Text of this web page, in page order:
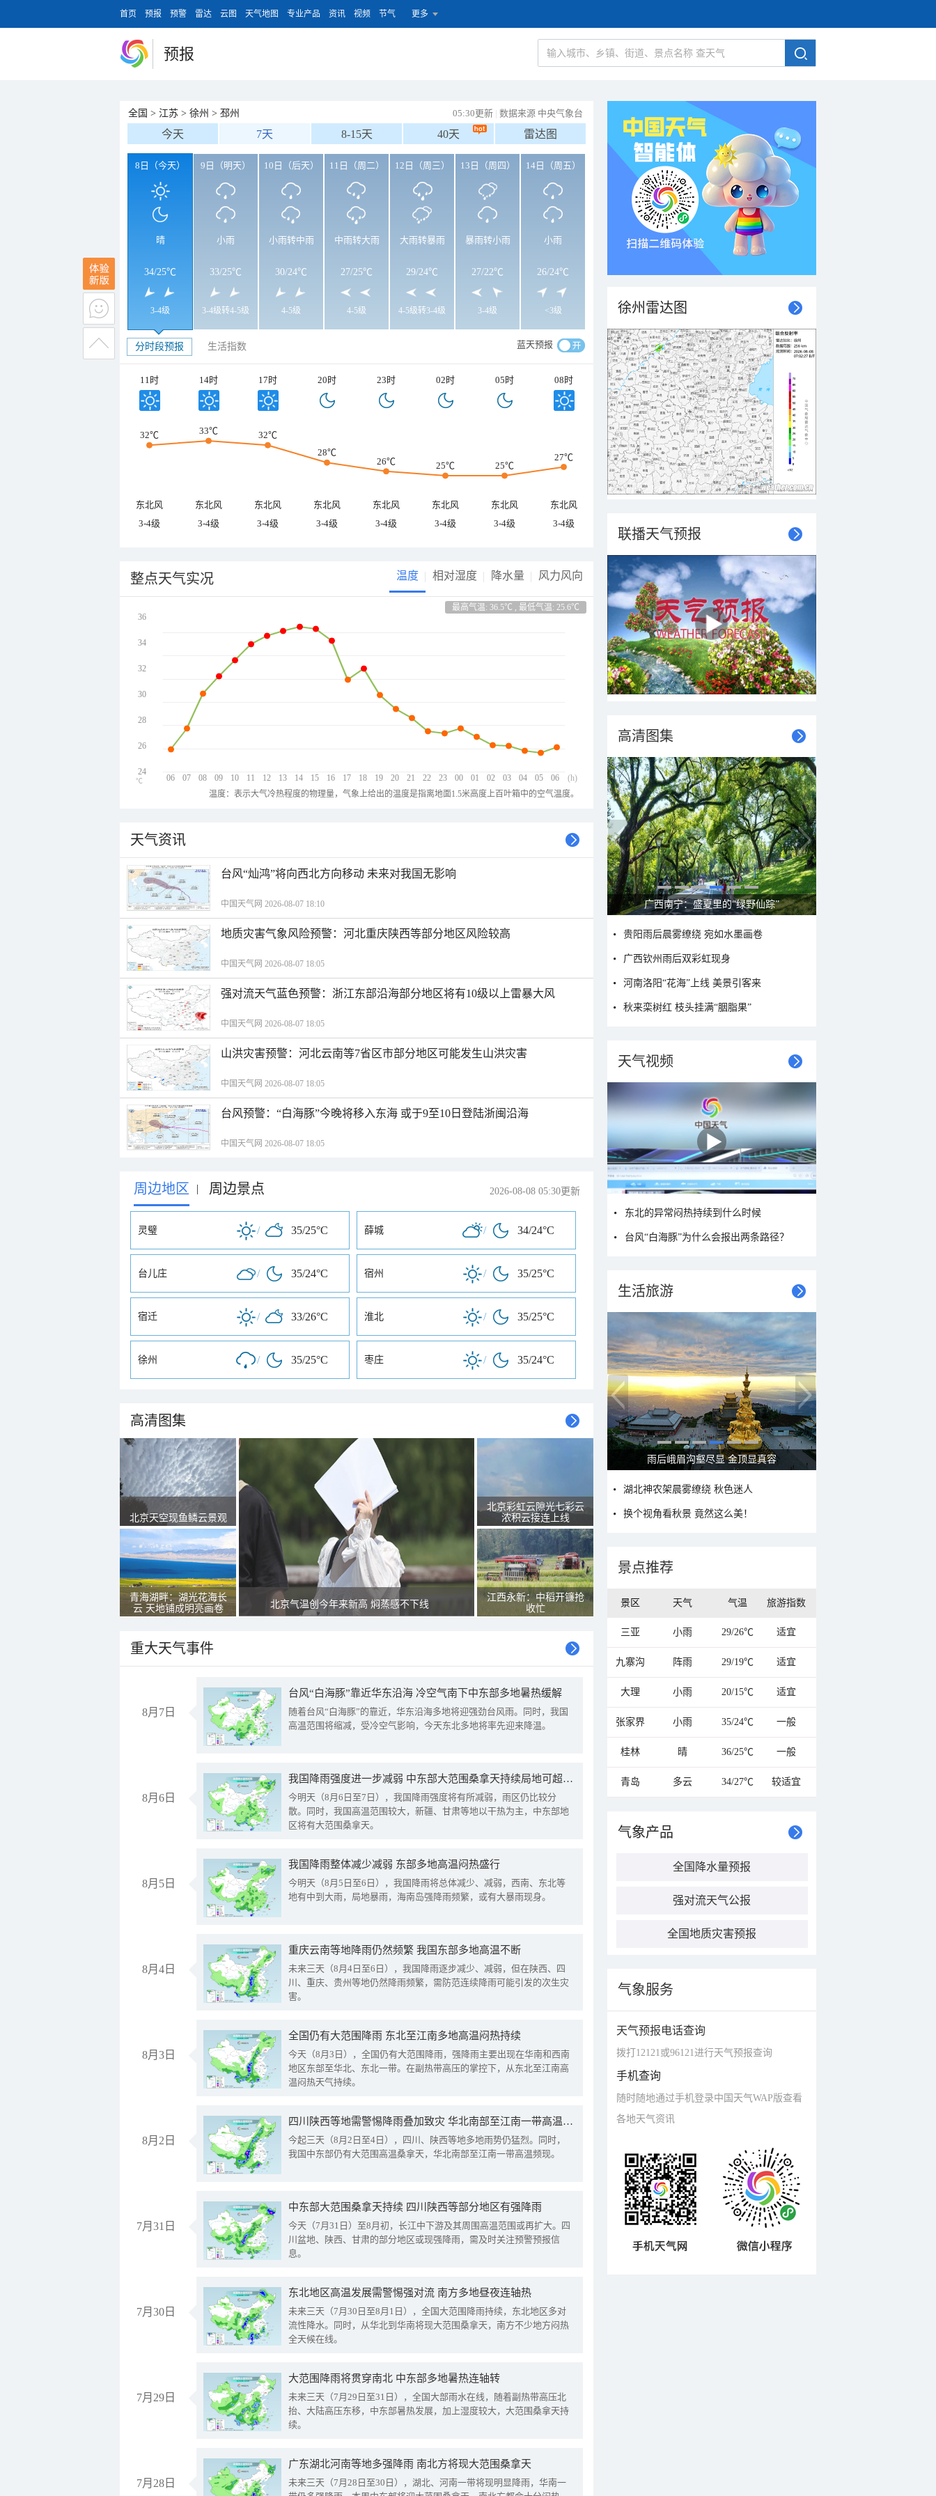
首页 预报 预警 雷达 云图 天气地图 专业产品 资讯 视频 节气 更多
预报
全国 > 江苏 > 徐州 > 邳州 05:30更新 | 数据来源 中央气象台
今天 7天 8-15天 40天 雷达图
8日（今天）
晴
34/25℃
3-4级
9日（明天）
小雨
33/25℃
3-4级转4-5级
10日（后天）
小雨转中雨
30/24℃
4-5级
11日（周二）
中雨转大雨
27/25℃
4-5级
12日（周三）
大雨转暴雨
29/24℃
4-5级转3-4级
13日（周四）
暴雨转小雨
27/22℃
3-4级
14日（周五）
小雨
26/24℃
<3级
分时段预报 生活指数 蓝天预报
11时 14时 17时 20时 23时 02时 05时 08时
32℃ 33℃
32℃
28℃
26℃
25℃ 25℃
27℃
东北风 东北风 东北风 东北风 东北风 东北风 东北风
东北风
3-4级
3-4级 3-4级 3-4级 3-4级 3-4级 3-4级 3-4级
整点天气实况 温度 相对湿度 降水量 风力风向
最高气温: 36.5℃ , 最低气温: 25.6℃
06 07 08 09 10 11 12 13 14 15 16 17 18 19 20 21 22 23 00 01 02 03 04 05 06
36
34
32
30
28
26
24
(h)
℃
温度：表示大气冷热程度的物理量，气象上给出的温度是指离地面1.5米高度上百叶箱中的空气温度。
天气资讯
台风“灿鸿”将向西北方向移动 未来对我国无影响
中国天气网 2026-08-07 18:10
地质灾害气象风险预警：河北重庆陕西等部分地区风险较高
中国天气网 2026-08-07 18:05
强对流天气蓝色预警：浙江东部沿海部分地区将有10级以上雷暴大风
中国天气网 2026-08-07 18:05
山洪灾害预警：河北云南等7省区市部分地区可能发生山洪灾害
中国天气网 2026-08-07 18:05
台风预警：“白海豚”今晚将移入东海 或于9至10日登陆浙闽沿海
中国天气网 2026-08-07 18:05
周边地区 | 周边景点 2026-08-08 05:30更新
灵璧 / 35/25°C 薛城 / 34/24°C
台儿庄 / 35/24°C 宿州 / 35/25°C
宿迁 / 33/26°C 淮北 / 35/25°C
徐州 / 35/25°C 枣庄 / 35/24°C
高清图集
北京天空现鱼鳞云景观
青海湖畔：湖光花海长
云 天地铺成明亮画卷
北京气温创今年来新高 焖蒸感不下线
北京彩虹云隙光七彩云
浓积云接连上线
江西永新：中稻开镰抢
收忙
重大天气事件
8月7日
台风“白海豚”靠近华东沿海 冷空气南下中东部多地暑热缓解
随着台风“白海豚”的靠近，华东沿海多地将迎强劲台风雨。同时，我国
高温范围将缩减，受冷空气影响，今天东北多地将率先迎来降温。
8月6日
我国降雨强度进一步减弱 中东部大范围桑拿天持续局地可超38℃
今明天（8月6日至7日），我国降雨强度将有所减弱，雨区仍比较分
散。同时，我国高温范围较大，新疆、甘肃等地以干热为主，中东部地
区将有大范围桑拿天。
8月5日
我国降雨整体减少减弱 东部多地高温闷热盛行
今明天（8月5日至6日），我国降雨将总体减少、减弱，西南、东北等
地有中到大雨，局地暴雨，海南岛强降雨频繁，或有大暴雨现身。
8月4日
重庆云南等地降雨仍然频繁 我国东部多地高温不断
未来三天（8月4日至6日），我国降雨逐步减少、减弱，但在陕西、四
川、重庆、贵州等地仍然降雨频繁，需防范连续降雨可能引发的次生灾
害。
8月3日
全国仍有大范围降雨 东北至江南多地高温闷热持续
今天（8月3日），全国仍有大范围降雨，强降雨主要出现在华南和西南
地区东部至华北、东北一带。在副热带高压的掌控下，从东北至江南高
温闷热天气持续。
8月2日
四川陕西等地需警惕降雨叠加致灾 华北南部至江南一带高温频现
今起三天（8月2日至4日），四川、陕西等地多地雨势仍猛烈。同时，
我国中东部仍有大范围高温桑拿天，华北南部至江南一带高温频现。
7月31日
中东部大范围桑拿天持续 四川陕西等部分地区有强降雨
今天（7月31日）至8月初，长江中下游及其周围高温范围或再扩大。四
川盆地、陕西、甘肃的部分地区或现强降雨，需及时关注预警预报信
息。
7月30日
东北地区高温发展需警惕强对流 南方多地昼夜连轴热
未来三天（7月30日至8月1日），全国大范围降雨持续，东北地区多对
流性降水。同时，从华北到华南将现大范围桑拿天，南方不少地方闷热
全天候在线。
7月29日
大范围降雨将贯穿南北 中东部多地暑热连轴转
未来三天（7月29日至31日），全国大部雨水在线，随着副热带高压北
抬、大陆高压东移，中东部暑热发展，加上湿度较大，大范围桑拿天持
续。
7月28日
广东湖北河南等地多强降雨 南北方将现大范围桑拿天
未来三天（7月28日至30日），湖北、河南一带将现明显降雨，华南一
徐州雷达图
联播天气预报
高清图集
呼伦贝尔草原 藏着最治愈的蓝天白云
贵阳雨后晨雾缭绕 宛如水墨画卷
广西钦州雨后双彩虹现身
河南洛阳“花海”上线 美景引客来
秋来栾树红 枝头挂满“胭脂果”
天气视频
东北的异常闷热持续到什么时候
台风“白海豚”为什么会报出两条路径？
生活旅游
秋意浓 蓝天映衬下的哈尔滨伏尔加庄园
湖北神农架晨雾缭绕 秋色迷人
换个视角看秋景 竟然这么美！
景点推荐
景区 天气 气温 旅游指数
三亚 小雨 29/26℃ 适宜
九寨沟 阵雨 29/19℃ 适宜
大理 小雨 20/15℃ 适宜
张家界 小雨 35/24℃ 一般
桂林 晴 36/25℃ 一般
青岛 多云 34/27℃ 较适宜
气象产品
全国降水量预报
强对流天气公报
全国地质灾害预报
气象服务
天气预报电话查询
拨打12121或96121进行天气预报查询
手机查询
随时随地通过手机登录中国天气WAP版查看
各地天气资讯